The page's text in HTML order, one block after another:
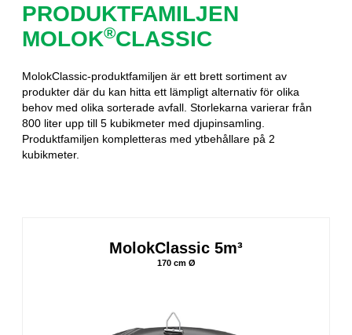
PRODUKTFAMILJEN
MOLOK®CLASSIC
MolokClassic-produktfamiljen är ett brett sortiment av
produkter där du kan hitta ett lämpligt alternativ för olika
behov med olika sorterade avfall. Storlekarna varierar från
800 liter upp till 5 kubikmeter med djupinsamling.
Produktfamiljen kompletteras med ytbehållare på 2
kubikmeter.
MolokClassic 5m³
170 cm Ø